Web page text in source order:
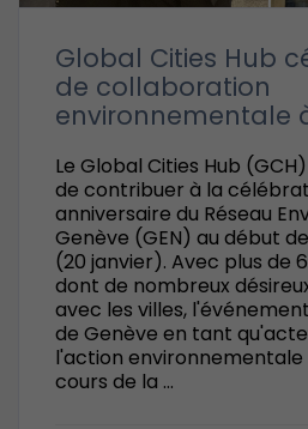
Global Cities Hub
de collaboration
environnementale
Le Global Cities Hub
de contribuer à la
anniversaire du Réseau
Genève (GEN) au début
(20 janvier). Avec plus de
dont de nombreux
avec les villes,
de Genève en tant
l'action environnementale
cours de la ...